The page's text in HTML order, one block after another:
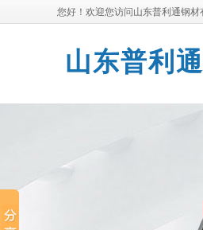
您好！欢迎您访问山东普利通钢材
山东普利